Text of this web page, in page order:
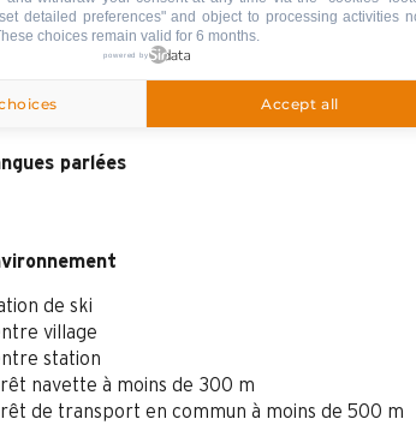
parlées
parlées
de ski
village
station
navette à moins de 300 m
de transport en commun à moins de 500 m
detailed preferences" and object to processing activities
choices remain valid for 6 months.
powered by
Accept all